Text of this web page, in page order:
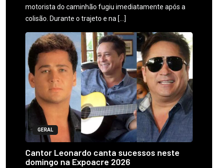
motorista do caminhão fugiu imediatamente após a
colisão. Durante o trajeto e na […]
GERAL
Cantor Leonardo canta sucessos neste
domingo na Expoacre 2026